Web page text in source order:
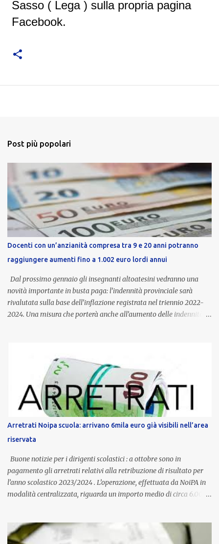
Sasso ( Lega ) sulla propria pagina
Facebook.
Post più popolari
Docenti con un’anzianità compresa tra 9 e 20 anni potranno
raggiungere aumenti fino a 1.002 euro lordi annui
Dal prossimo gennaio gli insegnanti altoatesini vedranno una
novità importante in busta paga: l’indennità provinciale sarà
rivalutata sulla base dell’inflazione registrata nel triennio 2022-
2024. Una misura che porterà anche all’aumento delle indennità di
dedicato alle donne vittime di violenza di genere, in linea con la
normativa nazionale e con l’obiettivo di offrire maggiore tutela e
supporto in situazioni delicate. L’indennità provinciale per i docenti
è un unicum in Italia: si tratta di una misura esclusiva della
Provincia autonoma di Bolzano, che integra in maniera stabile lo
stipendio nazionale grazie alle prerogative garantite
dall’autonomia locale. Non è un bonus temporaneo né un
compenso accessorio, ma una voce strutturale di retribuzione,
aggiornata periodicamente in base al cost...
Arretrati Noipa scuola: arrivano 6mila euro già visibili nell’area
riservata
Buone notizie per i dirigenti scolastici : a ottobre sono in
pagamento gli arretrati relativi alla retribuzione di risultato per
l’anno scolastico 2023/2024 . L’operazione, effettuata da NoiPA in
modalità centralizzata, riguarda un importo medio di circa 6.000
ordinaria di ottobre . Cos’è la retribuzione di risultato La
retribuzione di risultato rappresenta la parte variabile dello